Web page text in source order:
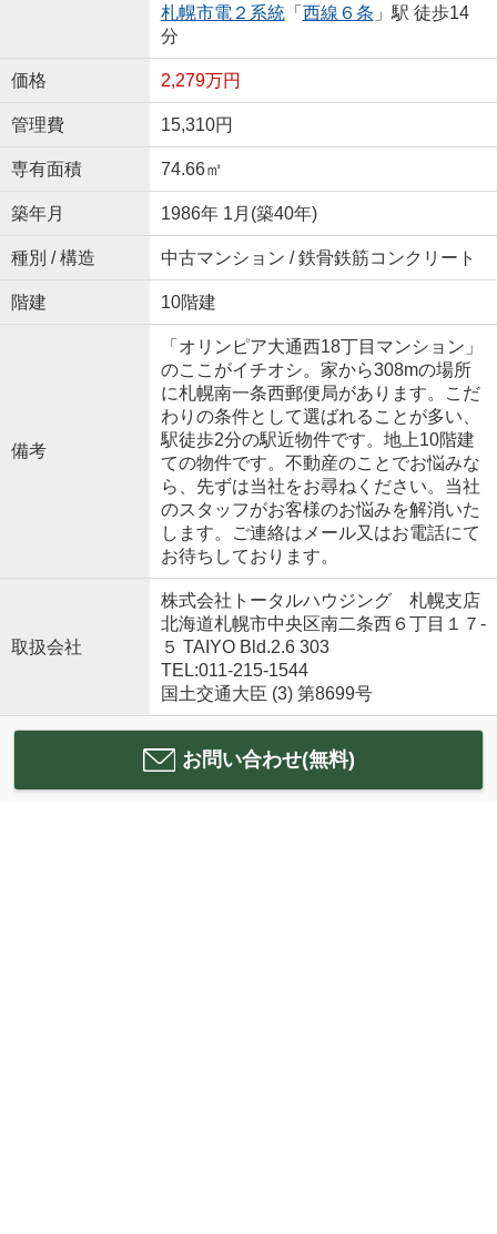
札幌市電２系統「 西線６条 」駅 徒歩14
分
価格 2,279万円
管理費 15,310円
専有面積 74.66㎡
築年月 1986年 1月(築40年)
種別 / 構造 中古マンション / 鉄骨鉄筋コンクリート
階建 10階建
備考
「オリンピア大通西18丁目マンション」
のここがイチオシ。家から308mの場所
に札幌南一条西郵便局があります。こだ
わりの条件として選ばれることが多い、
駅徒歩2分の駅近物件です。地上10階建
ての物件です。不動産のことでお悩みな
ら、先ずは当社をお尋ねください。当社
のスタッフがお客様のお悩みを解消いた
します。ご連絡はメール又はお電話にて
お待ちしております。
取扱会社
株式会社トータルハウジング 札幌支店
北海道札幌市中央区南二条西６丁目１７‐
５ TAIYO Bld.2.6 303
TEL:011-215-1544
国土交通大臣 (3) 第8699号
お問い合わせ(無料)